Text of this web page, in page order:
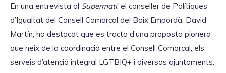
En una entrevista al Supermatí, el conseller de Polítiques
d’Igualtat del Consell Comarcal del Baix Empordà, David
Martín, ha destacat que es tracta d’una proposta pionera
que neix de la coordinació entre el Consell Comarcal, els
serveis d’atenció integral LGTBIQ+ i diversos ajuntaments.